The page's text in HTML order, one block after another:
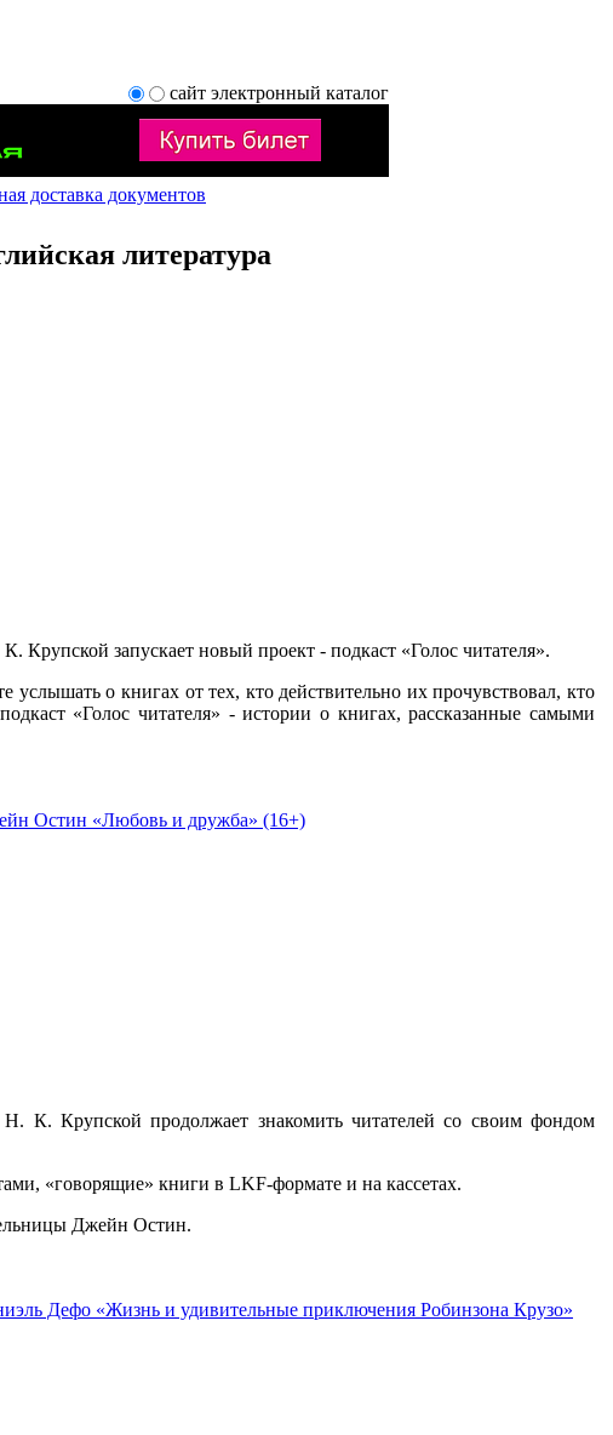
сайт электронный каталог
доставка документов
литература
Крупской запускает новый проект - подкаст «Голос читателя».
услышать о книгах от тех, кто действительно их прочувствовал, кто
«Голос читателя» - истории о книгах, рассказанные самыми
Остин «Любовь и дружба» (16+)
Н. К. Крупской продолжает знакомить читателей со своим фондом
«говорящие» книги в LKF-формате и на кассетах.
Джейн Остин.
Дефо «Жизнь и удивительные приключения Робинзона Крузо»